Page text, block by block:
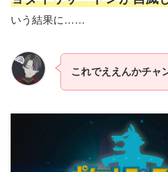
いう結果に……
これでええんかチャ